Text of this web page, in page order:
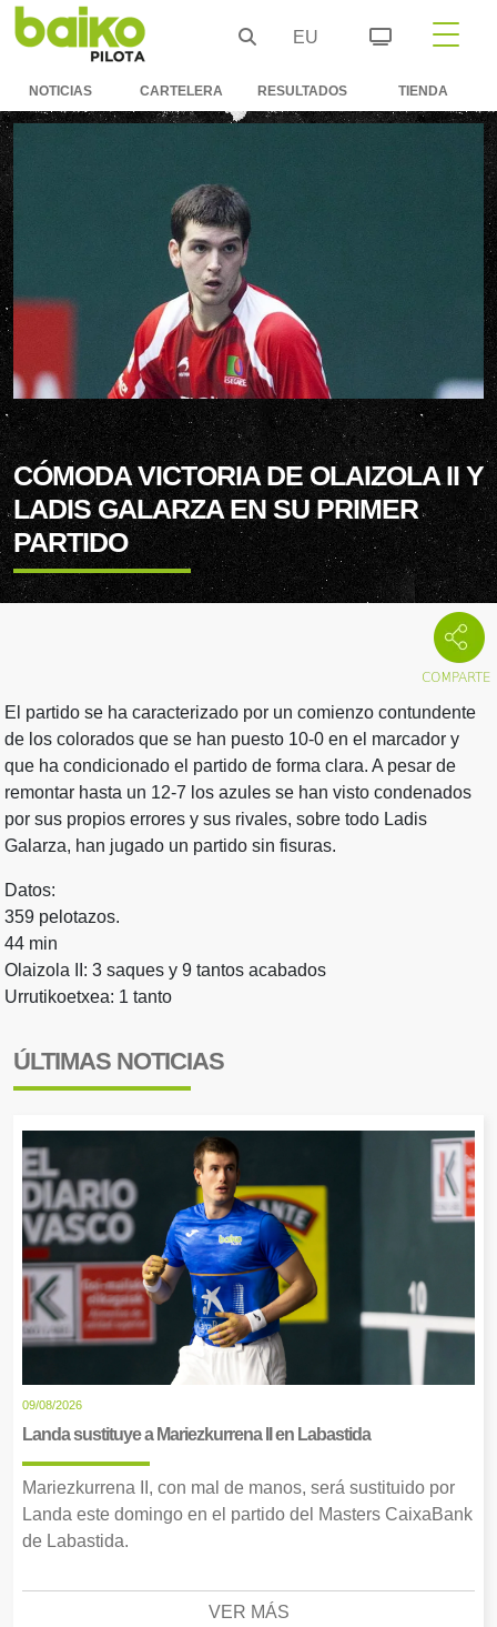
EU
NOTICIAS CARTELERA RESULTADOS TIENDA
CÓMODA VICTORIA DE OLAIZOLA II Y
LADIS GALARZA EN SU PRIMER
PARTIDO
El partido se ha caracterizado por un comienzo contundente
de los colorados que se han puesto 10-0 en el marcador y
que ha condicionado el partido de forma clara. A pesar de
remontar hasta un 12-7 los azules se han visto condenados
por sus propios errores y sus rivales, sobre todo Ladis
Galarza, han jugado un partido sin fisuras.
Datos:
359 pelotazos.
44 min
Olaizola II: 3 saques y 9 tantos acabados
Urrutikoetxea: 1 tanto
ÚLTIMAS NOTICIAS
09/08/2026
Landa sustituye a Mariezkurrena II en Labastida
Mariezkurrena II, con mal de manos, será sustituido por
Landa este domingo en el partido del Masters CaixaBank
de Labastida.
VER MÁS